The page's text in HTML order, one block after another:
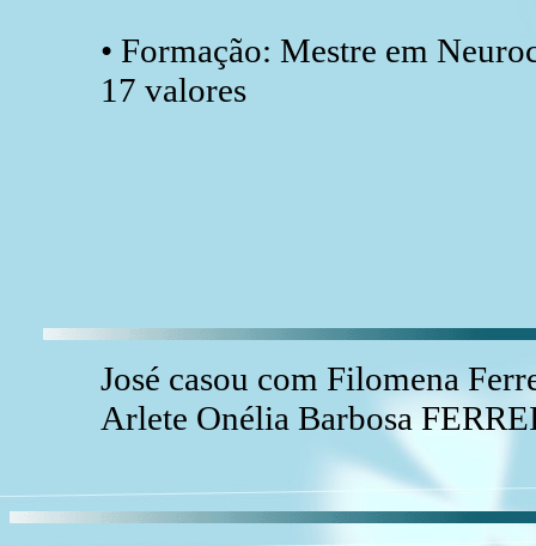
• Formação: Mestre em
17 valores
José casou com Filomena
Arlete Onélia Barbosa